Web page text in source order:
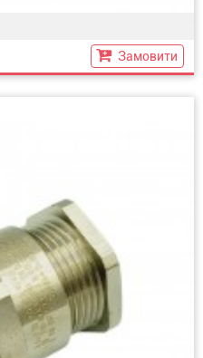
Замовити